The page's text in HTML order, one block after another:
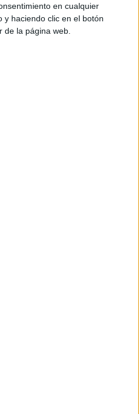
en cualquier
y haciendo clic en el botón
de la página web.
la indiferencia, el
un hogar, una caricia
velara por ti. Solo barrotes,